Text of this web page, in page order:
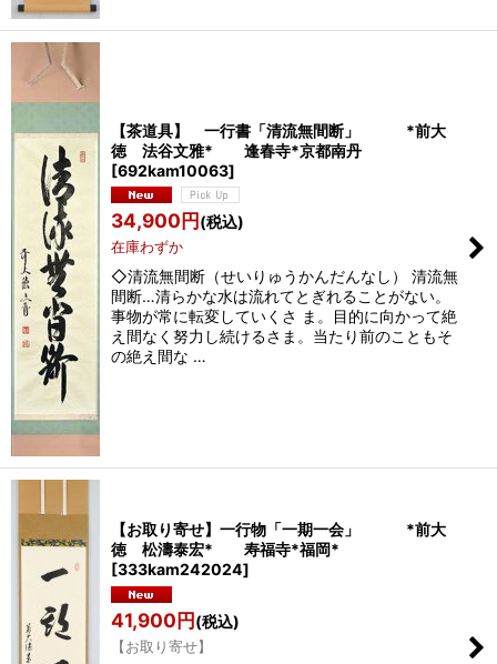
【茶道具】 一行書「清流無間断」 *前大
徳 法谷文雅* 逢春寺*京都南丹
[692kam10063]
34,900円(税込)
在庫わずか
◇清流無間断（せいりゅうかんだんなし） 清流無
間断…清らかな水は流れてとぎれることがない。
事物が常に転変していくさ ま。目的に向かって絶
え間なく努力し続けるさま。当たり前のこともそ
の絶え間な …
【お取り寄せ】一行物「一期一会」 *前大
徳 松濤泰宏* 寿福寺*福岡*
[333kam242024]
41,900円(税込)
【お取り寄せ】